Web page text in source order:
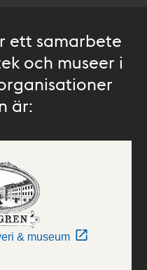
ett samarbete
och museer i
är:
& museum